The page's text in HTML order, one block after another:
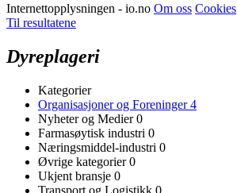
Internettopplysningen - io.no Om oss Cookies
Til resultatene
Dyreplageri
Kategorier
Organisasjoner og Foreninger4
Nyheter og Medier0
Farmasøytisk industri 0
Næringsmiddel-industri 0
Øvrige kategorier0
Ukjent bransje 0
Transport og Logistikk 0